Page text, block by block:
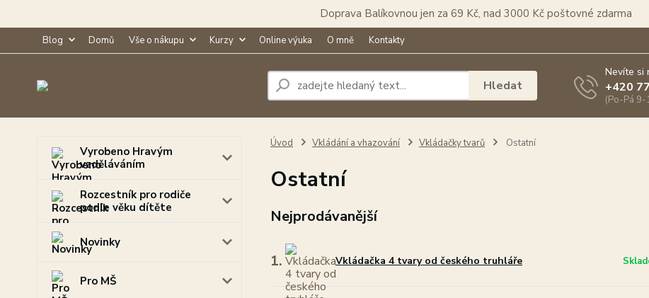
Doprava Balíkovnou jen za 69 Kč, nad 3000 Kč poštovné zdarma
Blog Domů Vše o nákupu Kurzy Online výuka O mně Kontakty
Hledat
Nevíte si
+420
(Po-Pá 9-
Vyrobeno Hravým
vzděláváním
Rozcestník pro rodiče
podle věku dítěte
Novinky
Pro MŠ
Úvod Vkládání a vhazování Vkládačky tvarů Ostatní
Ostatní
Nejprodávanější
1. Vkládačka 4 tvary od českého truhláře